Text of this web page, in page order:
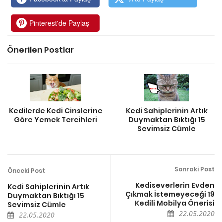
Pinterest'de Paylaş
Önerilen Postlar
Kedilerde Kedi Cinslerine
Göre Yemek Tercihleri
Kedi Sahiplerinin Artık
Duymaktan Bıktığı 15
Sevimsiz Cümle
Önceki Post
Kedi Sahiplerinin Artık
Duymaktan Bıktığı 15
Sevimsiz Cümle
22.05.2020
Sonraki Post
Kediseverlerin Evden
Çıkmak İstemeyeceği 19
Kedili Mobilya Önerisi
22.05.2020